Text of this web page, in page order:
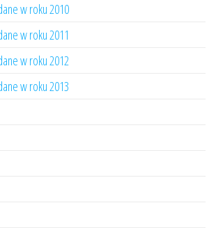
w roku 2010
w roku 2011
w roku 2012
w roku 2013